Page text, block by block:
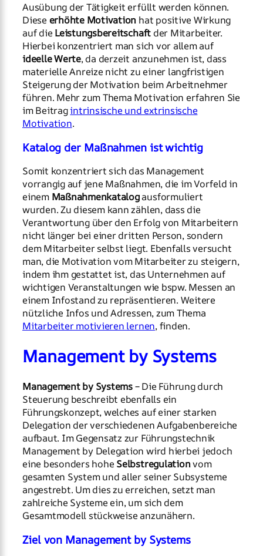
Ausübung der Tätigkeit erfüllt werden können.
Diese erhöhte Motivation hat positive Wirkung
auf die Leistungsbereitschaft der Mitarbeiter.
Hierbei konzentriert man sich vor allem auf
ideelle Werte, da derzeit anzunehmen ist, dass
materielle Anreize nicht zu einer langfristigen
Steigerung der Motivation beim Arbeitnehmer
führen. Mehr zum Thema Motivation erfahren Sie
im Beitragintrinsische und extrinsische
Motivation.
Katalog der Maßnahmen ist wichtig
Somit konzentriert sich das Management
vorrangig auf jene Maßnahmen, die im Vorfeld in
einem Maßnahmenkatalogausformuliert
wurden. Zu diesem kann zählen, dass die
Verantwortung über den Erfolg von Mitarbeitern
nicht länger bei einer dritten Person, sondern
dem Mitarbeiter selbst liegt. Ebenfalls versucht
man, die Motivation vom Mitarbeiter zu steigern,
indem ihm gestattet ist, das Unternehmen auf
wichtigen Veranstaltungen wie bspw. Messen an
einem Infostand zu repräsentieren. Weitere
nützliche Infos und Adressen, zum Thema
Mitarbeiter motivieren lernen, finden.
Management by Systems
Management by Systems– Die Führung durch
Steuerung beschreibt ebenfalls ein
Führungskonzept, welches auf einer starken
Delegation der verschiedenen Aufgabenbereiche
aufbaut. Im Gegensatz zur Führungstechnik
Management by Delegation wird hierbei jedoch
eine besonders hohe Selbstregulationvom
gesamten System und aller seiner Subsysteme
angestrebt. Um dies zu erreichen, setzt man
zahlreiche Systeme ein, um sich dem
Gesamtmodell stückweise anzunähern.
Ziel von Management by Systems